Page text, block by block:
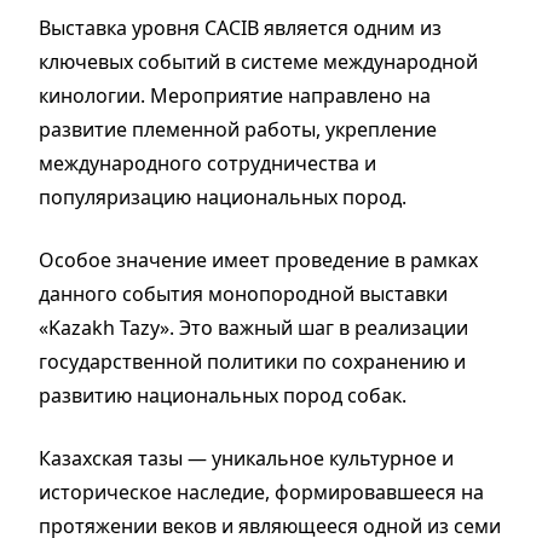
Выставка уровня CACIB является одним из
ключевых событий в системе международной
кинологии. Мероприятие направлено на
развитие племенной работы, укрепление
международного сотрудничества и
популяризацию национальных пород.
Особое значение имеет проведение в рамках
данного события монопородной выставки
«Kazakh Tazy». Это важный шаг в реализации
государственной политики по сохранению и
развитию национальных пород собак.
Казахская тазы — уникальное культурное и
историческое наследие, формировавшееся на
протяжении веков и являющееся одной из семи